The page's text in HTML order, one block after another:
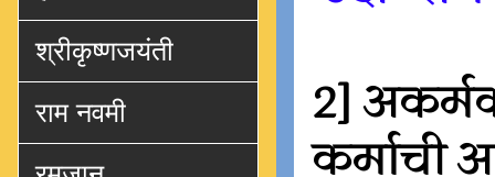
2]
कर्माची
श्रीकृष्णजयंती
राम नवमी